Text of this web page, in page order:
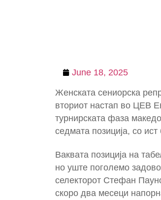
June 18, 2025
Женската сениорска
вториот настап во ЦЕВ
турнирската фаза
седмата позиција, со
Ваквата позиција на
но уште поголемо
селекторот Стефан
скоро два месеци